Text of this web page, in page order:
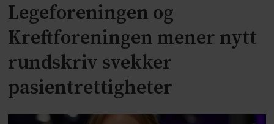
Legeforeningen og
Kreftforeningen mener nytt
rundskriv svekker
pasientrettigheter